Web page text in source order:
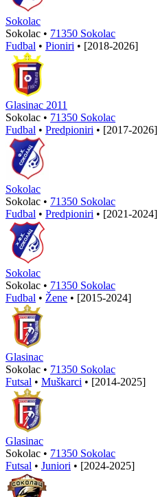
Sokolac
Sokolac • 71350 Sokolac
Fudbal • Pioniri • [2018-2026]
Glasinac 2011
Sokolac • 71350 Sokolac
Fudbal • Predpioniri • [2017-2026]
Sokolac
Sokolac • 71350 Sokolac
Fudbal • Predpioniri • [2021-2024]
Sokolac
Sokolac • 71350 Sokolac
Fudbal • Žene • [2015-2024]
Glasinac
Sokolac • 71350 Sokolac
Futsal • Muškarci • [2014-2025]
Glasinac
Sokolac • 71350 Sokolac
Futsal • Juniori • [2024-2025]